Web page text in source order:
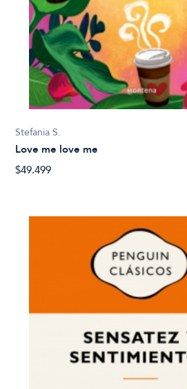
Stefania S.
Love me love me
$49.499